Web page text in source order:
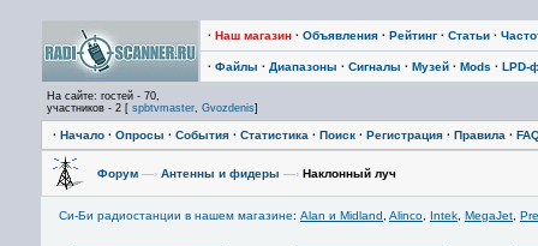
· Наш магазин · Объявления · Рейтинг · Статьи ·
· Файлы · Диапазоны · Сигналы · Музей · Mods · LPD-
На сайте: гостей - 70,
участников - 2 [ spbtvmaster, Gvozdenis]
· Начало · Опросы · События · Статистика · Поиск · Регистрация · Правила ·
Форум —› Антенны и фидеры —› Наклонный луч
Си-Би радиостанции в нашем магазине: Alan и Midland Alinco Intek MegaJet